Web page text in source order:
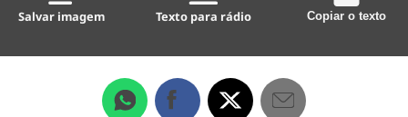
Salvar imagem Texto para rádio Copiar o texto